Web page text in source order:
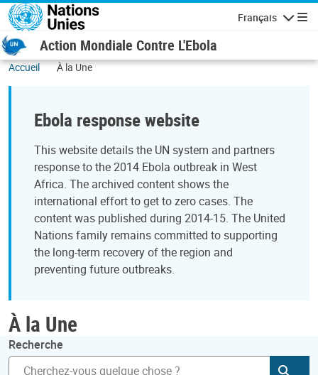
Aller au contenu principal
Français
Action Mondiale Contre L'Ebola
Accueil À la Une
Ebola response website
This website details the UN system and partners
response to the 2014 Ebola outbreak in West
Africa. The archived content shows the
international effort to get to zero cases. The
content was published during 2014-15. The United
Nations family remains committed to supporting
the long-term recovery of the region and
preventing future outbreaks.
À la Une
Recherche